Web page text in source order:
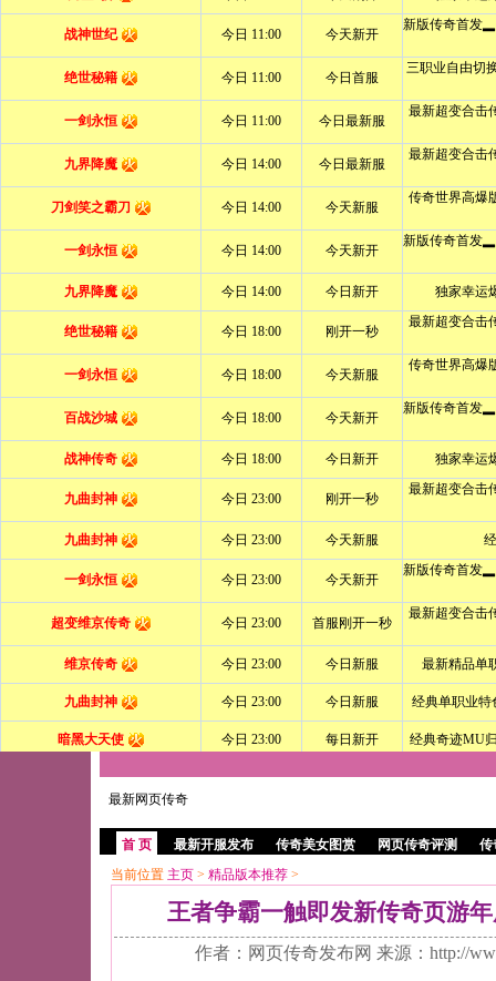
最新网页传奇
首 页 最新开服发布 传奇美女图赏 网页传奇评测
传
当前位置 主页 > 精品版本推荐 >
王者争霸一触即发新传奇页游
作者：网页传奇发布网 来源：http://